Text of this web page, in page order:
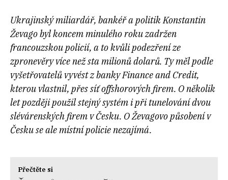
Ukrajinský miliardář, bankéř a politik Konstantin
Ževago byl koncem minulého roku zadržen
francouzskou policií, a to kvůli podezření ze
zpronevěry více než sta milionů dolarů. Ty měl podle
vyšetřovatelů vyvést z banky Finance and Credit,
kterou vlastnil, přes síť offshorových firem. O několik
let později použil stejný systém i při tunelování dvou
slévárenských firem v Česku. O Ževagovo působení v
Česku se ale místní policie nezajímá.
Přečtěte si